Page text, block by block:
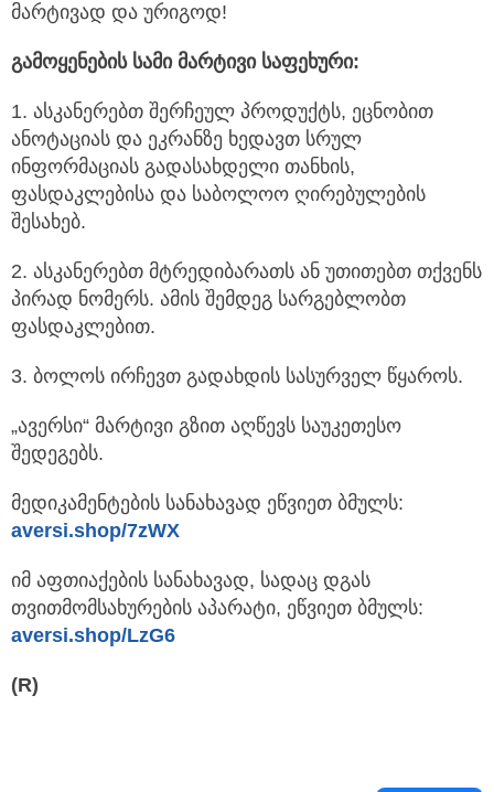
მარტივად და ურიგოდ!
გამოყენების სამი მარტივი საფეხური:
1. ასკანერებთ შერჩეულ პროდუქტს, ეცნობით
ანოტაციას და ეკრანზე ხედავთ სრულ
ინფორმაციას გადასახდელი თანხის,
ფასდაკლებისა და საბოლოო ღირებულების
შესახებ.
2. ასკანერებთ მტრედიბარათს ან უთითებთ თქვენს
პირად ნომერს. ამის შემდეგ სარგებლობთ
ფასდაკლებით.
3. ბოლოს ირჩევთ გადახდის სასურველ წყაროს.
„ავერსი“ მარტივი გზით აღწევს საუკეთესო
შედეგებს.
მედიკამენტების სანახავად ეწვიეთ ბმულს:
aversi.shop/7zWX
იმ აფთიაქების სანახავად, სადაც დგას
თვითმომსახურების აპარატი, ეწვიეთ ბმულს:
aversi.shop/LzG6
(R)